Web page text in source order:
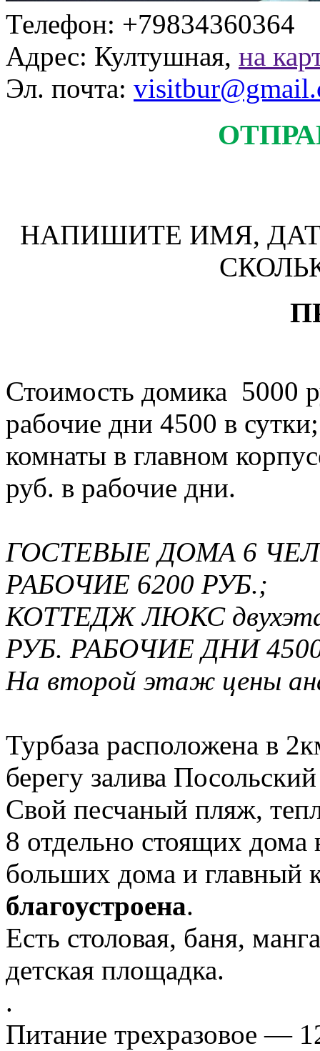
Телефон: +79834360364
Адрес: Култушная, на
Эл. почта:
НАПИШИТЕ ИМЯ,
Стоимость домика 5000
рабочие дни 4500 в сутки;
комнаты в главном
руб. в рабочие дни.
ГОСТЕВЫЕ ДОМА 6
РАБОЧИЕ 6200 РУБ.;
КОТТЕДЖ ЛЮКС
РУБ. РАБОЧИЕ ДНИ
На второй этаж цены
Турбаза расположена в
берегу залива
Свой песчаный пляж,
8 отдельно стоящих
больших дома и главный
благоустроена.
Есть столовая, баня,
детская площадка.
.
Питание трехразовое —